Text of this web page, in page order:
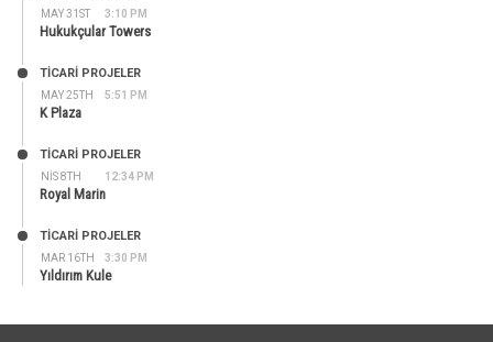
MAY 31ST 3:10 PM
Hukukçular Towers
MAY 25TH 5:51 PM
TİCARİ PROJELER
K Plaza
NIS 8TH 12:34 PM
TİCARİ PROJELER
Royal Marin
MAR 16TH 3:30 PM
TİCARİ PROJELER
Yıldırım Kule